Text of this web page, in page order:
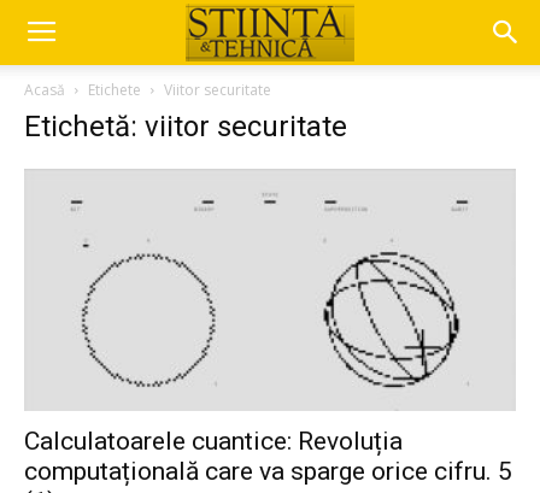
Acasă Etichete Viitor securitate
Etichetă: viitor securitate
Calculatoarele cuantice: Revoluția
computațională care va sparge orice cifru. 5